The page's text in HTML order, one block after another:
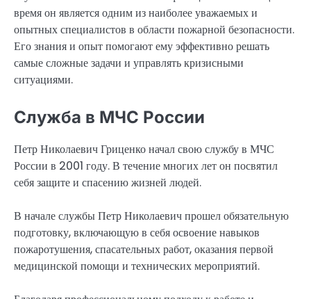
время он является одним из наиболее уважаемых и
опытных специалистов в области пожарной безопасности.
Его знания и опыт помогают ему эффективно решать
самые сложные задачи и управлять кризисными
ситуациями.
Служба в МЧС России
Петр Николаевич Гриценко начал свою службу в МЧС
России в 2001 году. В течение многих лет он посвятил
себя защите и спасению жизней людей.
В начале службы Петр Николаевич прошел обязательную
подготовку, включающую в себя освоение навыков
пожаротушения, спасательных работ, оказания первой
медицинской помощи и технических мероприятий.